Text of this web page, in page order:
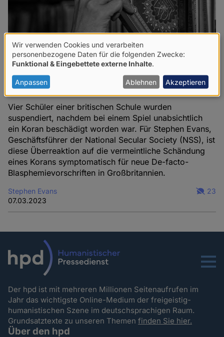
"Blasphemie muss zu etwas ganz
Normalem werden"
Vier Schüler einer britischen Schule wurden
suspendiert, nachdem bei einem Spiel unabsichtlich
ein Koran beschädigt worden war. Für Stephen Evans,
Geschäftsführer der National Secular Society (NSS), ist
diese Überreaktion auf die vermeintliche Schändung
eines Korans symptomatisch für neue De-facto-
Blasphemievorschriften in Großbritannien.
Stephen Evans
07.03.2023
23
Menu
Der hpd ist mit mehreren Millionen Seitenaufrufen im
Jahr das wichtigste Online-Medium der freigeistig-
humanistischen Szene im deutschsprachigen Raum.
Grundsatztexte zu unseren Themenfinden Sie hier.
Über den hpd
Verwendung
von
personenbezogenen
Daten
und
Cookies
Wir verwenden Cookies und verarbeiten
personenbezogene Daten für die folgenden Zwecke:
Funktional & Eingebettete externe Inhalte.
Anpassen Ablehnen Akzeptieren